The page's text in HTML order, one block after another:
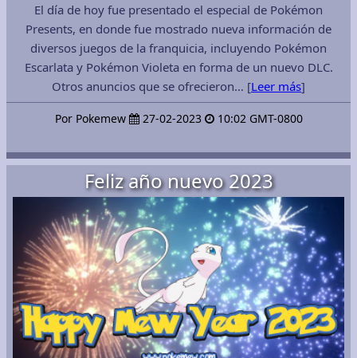
El día de hoy fue presentado el especial de Pokémon
Presents, en donde fue mostrado nueva información de
diversos juegos de la franquicia, incluyendo Pokémon
Escarlata y Pokémon Violeta en forma de un nuevo DLC.
Otros anuncios que se ofrecieron… [Leer más]
Por Pokemew 27-02-2023 10:02 GMT-0800
Feliz año nuevo 2023